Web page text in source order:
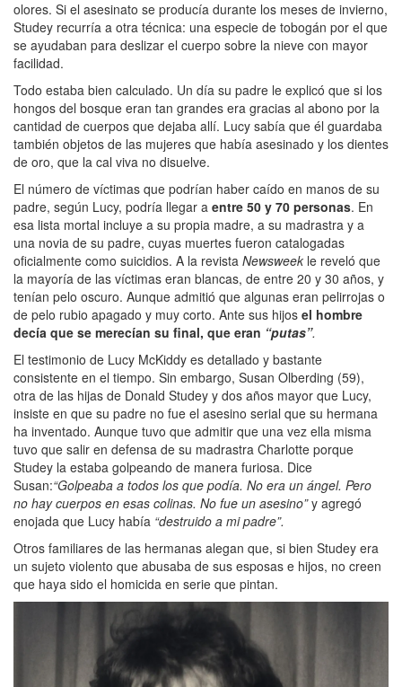
olores. Si el asesinato se producía durante los meses de invierno,
Studey recurría a otra técnica: una especie de tobogán por el que
se ayudaban para deslizar el cuerpo sobre la nieve con mayor
facilidad.
Todo estaba bien calculado. Un día su padre le explicó que si los
hongos del bosque eran tan grandes era gracias al abono por la
cantidad de cuerpos que dejaba allí. Lucy sabía que él guardaba
también objetos de las mujeres que había asesinado y los dientes
de oro, que la cal viva no disuelve.
El número de víctimas que podrían haber caído en manos de su
padre, según Lucy, podría llegar a entre 50 y 70 personas. En
esa lista mortal incluye a su propia madre, a su madrastra y a
una novia de su padre, cuyas muertes fueron catalogadas
oficialmente como suicidios. A la revista Newsweek le reveló que
la mayoría de las víctimas eran blancas, de entre 20 y 30 años, y
tenían pelo oscuro. Aunque admitió que algunas eran pelirrojas o
de pelo rubio apagado y muy corto. Ante sus hijos el hombre
decía que se merecían su final, que eran “putas”.
El testimonio de Lucy McKiddy es detallado y bastante
consistente en el tiempo. Sin embargo, Susan Olberding (59),
otra de las hijas de Donald Studey y dos años mayor que Lucy,
insiste en que su padre no fue el asesino serial que su hermana
ha inventado. Aunque tuvo que admitir que una vez ella misma
tuvo que salir en defensa de su madrastra Charlotte porque
Studey la estaba golpeando de manera furiosa. Dice
Susan:“Golpeaba a todos los que podía. No era un ángel. Pero
no hay cuerpos en esas colinas. No fue un asesino”y agregó
enojada que Lucy había “destruido a mi padre”.
Otros familiares de las hermanas alegan que, si bien Studey era
un sujeto violento que abusaba de sus esposas e hijos, no creen
que haya sido el homicida en serie que pintan.